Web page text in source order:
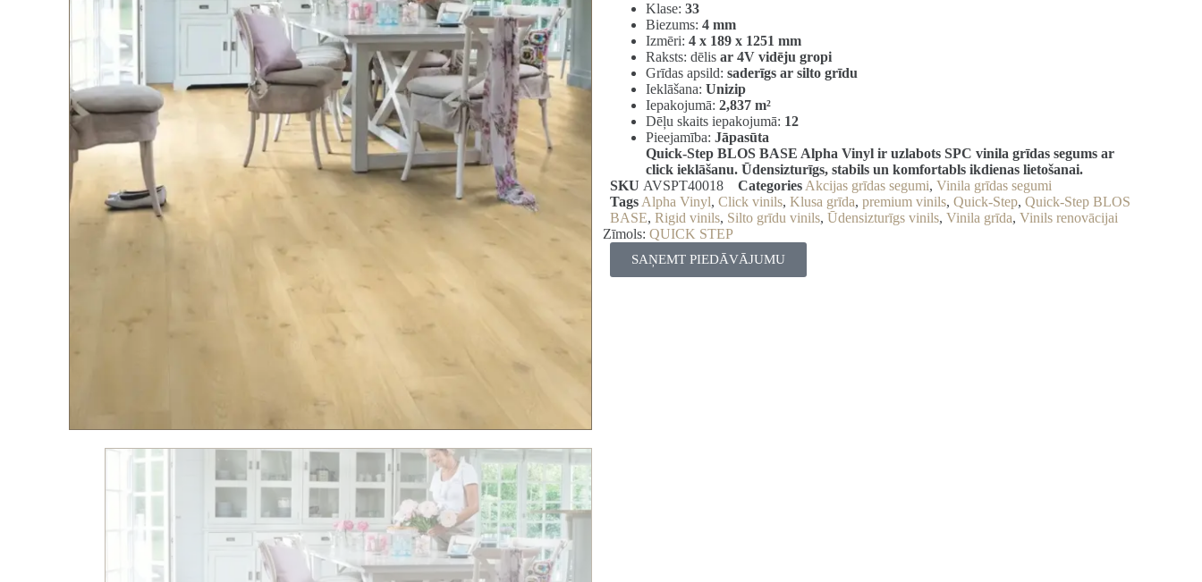
Klase: 33
Biezums: 4 mm
Izmēri: 4 x 189 x 1251 mm
Raksts: dēlis ar 4V vidēju gropi
Grīdas apsild: saderīgs ar silto grīdu
Ieklāšana: Unizip
Iepakojumā: 2,837 m²
Dēļu skaits iepakojumā: 12
Pieejamība: Jāpasūta
Quick-Step BLOS BASE Alpha Vinyl ir uzlabots SPC vinila grīdas segums ar
click ieklāšanu. Ūdensizturīgs, stabils un komfortabls ikdienas lietošanai.
SKU AVSPT40018 Categories Akcijas grīdas segumi, Vinila grīdas segumi
Tags Alpha Vinyl, Click vinils, Klusa grīda, premium vinils, Quick-Step, Quick-Step BLOS
BASE, Rigid vinils, Silto grīdu vinils, Ūdensizturīgs vinils, Vinila grīda, Vinils renovācijai
Zīmols: QUICK STEP
SAŅEMT PIEDĀVĀJUMU